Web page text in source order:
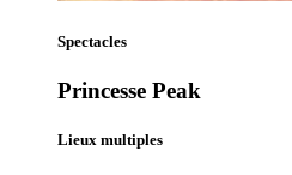
Spectacles
Princesse Peak
Lieux multiples